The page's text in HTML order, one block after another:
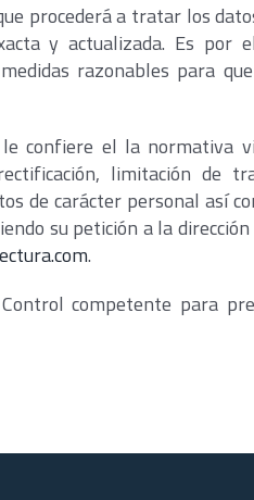
procederá a tratar los
y actualizada. Es por
razonables para
confiere el la normativa
limitación de
de carácter personal así
su petición a la
.
competente para